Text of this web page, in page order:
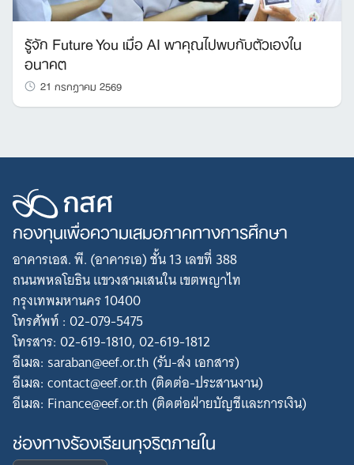
รู้จัก Future You เมื่อ AI พาคุณไปพบกับตัวเองใน
อนาคต
21 กรกฎาคม 2569
กองทุนเพื่อความเสมอภาคทางการศึกษา
อาคารเอส. พี. (อาคารเอ) ชั้น 13 เลขที่ 388
ถนนพหลโยธิน แขวงสามเสนใน เขตพญาไท
กรุงเทพมหานคร 10400
โทรศัพท์ : 02-079-5475
โทรสาร: 02-619-1810, 02-619-1812
อีเมล: saraban@eef.or.th (รับ-ส่ง เอกสาร)
อีเมล: contact@eef.or.th (ติดต่อ-ประสานงาน)
อีเมล: Finance@eef.or.th (ติดต่อฝ่ายบัญชีและการเงิน)
ช่องทางร้องเรียนทุจริตภายใน